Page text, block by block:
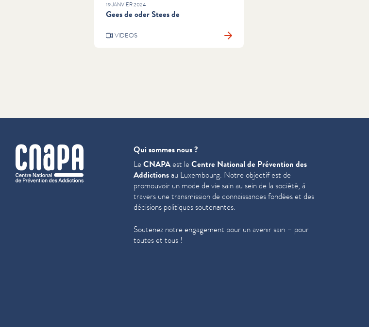
19 JANVIER 2024
Gees de oder Stees de
VIDEOS
cnapa
Qui sommes nous ?
LeCNAPAest leCentre National de Prévention des
Addictionsau Luxembourg. Notre objectif est de
promouvoir un mode de vie sain au sein de la société, à
travers une trans­mis­sion de con­nais­sances fondées et des
décisions politiques soutenantes.
Soutenez notre engagement pour un avenir sain – pour
toutes et tous !